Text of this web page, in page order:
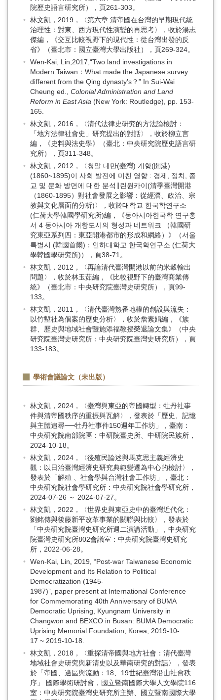
院歷史語言研究所），頁261-303。
林文凱，2019，〈第六章 清帝國在台灣的早期現代統
治理性：對東、西方現代性演變的再思考〉，收於湯志
傑編，《交互比較視野下的現代性：從台灣出發的反
省》（臺北市：國立臺灣大學出版社），頁269-324。
Wen-Kai, Lin,2017,“Two land investigations in
Modern Taiwan：What made the Japanese survey
different from the Qing dynasty's？” In Sui-Wai
Cheung ed., Colonial Administration and Land
Reform in East Asia (New York: Routledge), pp. 153-
165.
林文凱，2016，〈清代法律史研究的方法論檢討：
「地方法律社會史」研究提出的對話〉，收於柳立言
編，《史料與法史學》（臺北：中央研究院歷史語言研
究所），頁311-348。
林文凱，2012，〈청말 대만(臺灣) 개항(開港)
(1860~1895)이 사회 발전에 미친 영향 : 경제, 정치, 종
교 및 문화 방면에 대한 분석∥린원카이(清季臺灣開港
（1860-1895）對社會發展之影響：從經濟、政治、宗
教與文化層面的分析)〉，收於대학교 한국학연구소
(仁荷大學韓國學研究所)編，《동아시아한국학 연구총
서 4 동아시아 개항도시의 형성과 네트워크 （韓國研
究東亞系列四：東亞開港都市的形成和網絡）》（서울
특별시 (韓國首爾)：인하대학교 한국학연구소 (仁荷大
學韓國學研究所)），頁38-71。
林文凱，2012，〈再論清代臺灣開港以前的米穀輸出
問題〉，收於林玉茹編，《比較視野下的臺灣商業傳
統》（臺北市：中央研究院臺灣史研究所），頁99-
133。
林文凱，2011，〈清代臺灣熟番地權的創設與流失：
以竹塹社為個案的歷史分析〉，收於詹素娟編，《族
群、歷史與地域社會暨施添福教授榮退論文集》（中央
研究院臺灣史研究所：中央研究院臺灣史研究所），頁
133-183。
學術會議論文（未出版）
林文凱，2024，〈臺灣與東亞的帝國轉型：牡丹社事
件與清帝國秩序的重振與瓦解〉，發表於「歷史、記憶
與主體追尋──牡丹社事件150週年工作坊」，臺南：
中央研究院南部院區：中研院臺史所、中研院民族所，
2024-10-18。
林文凱，2024，〈後殖民論述與馬克思主義經濟史
觀：以日治臺灣經濟史研究典範變遷為中心的檢討〉，
發表於「解殖 、社會學與台灣社會工作坊」，臺北：
中央研究院社會學研究所：中央研究院社會學研究所，
2024-07-26 ～ 2024-07-27。
林文凱，2022，〈世界史與東亞史中的臺灣近代化：
劉銘傳與後藤新平改革事業的關聯與比較〉，發表於
「中央研究院臺灣史研究所週二演講活動」，中央研究
院臺灣史研究所802會議室：中央研究院臺灣史研究
所，2022-06-28。
Wen-Kai, Lin, 2019, “Post-war Taiwanese Economic
Development and Its Relation to Political
Democratization (1945-
1987)”, paper present at International Conference
for Commemorating 40th Anniversary of BUMA
Democratic Uprising, Kyungnam University in
Changwon and BEXCO in Busan: BUMA Democratic
Uprising Memorial Foundation, Korea, 2019-10-
17 ~ 2019-10-18.
林文凱，2018，〈重探清帝國與地方社會：清代臺灣
地域社會史研究與新清史以及華南研究的對話〉，發表
於「帝國、邊區與流動：18、19世紀臺灣沿山社會秩
序」 國際學術研討會，國立暨南國際大學人文學院116
室：中央研究院臺灣史研究所主辦、國立暨南國際大學